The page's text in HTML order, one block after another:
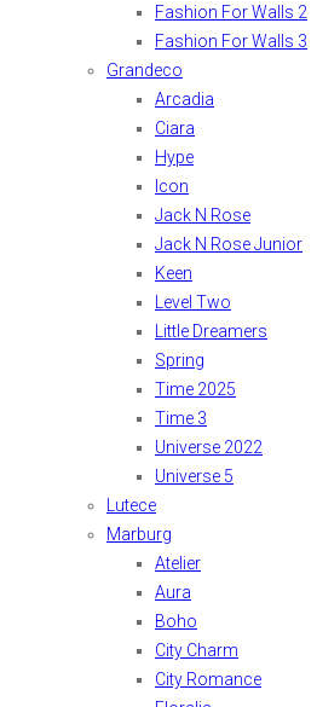
Fashion For Walls 2
Fashion For Walls 3
Grandeco
Arcadia
Ciara
Hype
Icon
Jack N Rose
Jack N Rose Junior
Keen
Level Two
Little Dreamers
Spring
Time 2025
Time 3
Universe 2022
Universe 5
Lutece
Marburg
Atelier
Aura
Boho
City Charm
City Romance